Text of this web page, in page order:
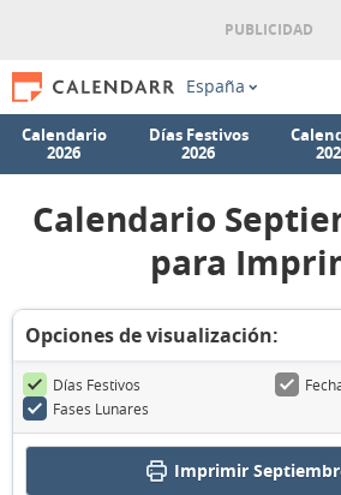
España
Calendario
2026
Días Festivos
2026
Calendario
para
Opciones de visualización:
Días Festivos
Fases Lunares
Imprimir